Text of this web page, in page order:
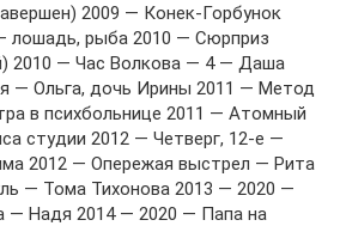
2009 — Конек-Горбунок
лошадь, рыба 2010 — Сюрприз
2010 — Час Волкова — 4 — Даша
— Ольга, дочь Ирины 2011 — Метод
в психбольнице 2011 — Атомный
студии 2012 — Четверг, 12-e —
2012 — Опережая выстрел — Рита
— Тома Тихонова 2013 — 2020 —
— Надя 2014 — 2020 — Папа на